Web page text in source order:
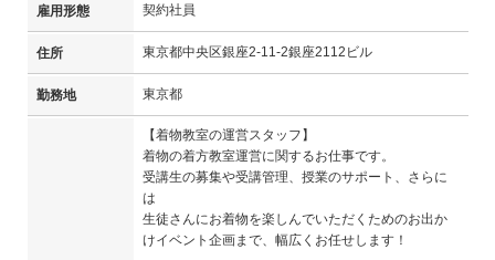
雇用形態 契約社員
住所 東京都中央区銀座2-11-2銀座2112ビル
勤務地 東京都
【着物教室の運営スタッフ】
着物の着方教室運営に関するお仕事です。
受講生の募集や受講管理、授業のサポート、さらに
は
生徒さんにお着物を楽しんでいただくためのお出か
けイベント企画まで、幅広くお任せします！